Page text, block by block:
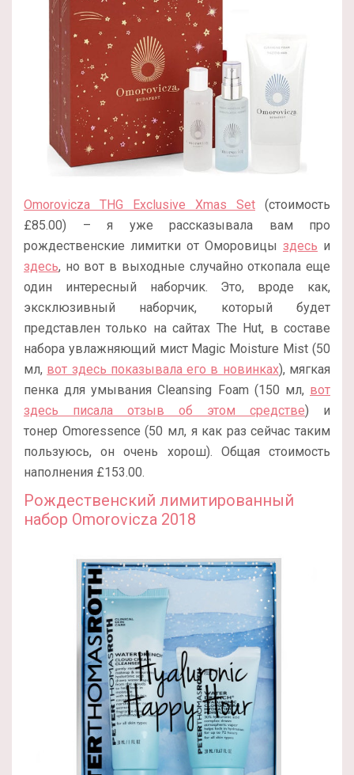
Omorovicza THG Exclusive Xmas Set (стоимость
£85.00) – я уже рассказывала вам про
рождественские лимитки от Оморовицы здесь и
здесь, но вот в выходные случайно откопала еще
один интересный наборчик. Это, вроде как,
эксклюзивный наборчик, который будет
представлен только на сайтах The Hut, в составе
набора увлажняющий мист Magic Moisture Mist (50
мл, вот здесь показывала его в новинках), мягкая
пенка для умывания Cleansing Foam (150 мл, вот
здесь писала отзыв об этом средстве) и
тонер Omoressence (50 мл, я как раз сейчас таким
пользуюсь, он очень хорош). Общая стоимость
наполнения £153.00.
Рождественский лимитированный
набор Omorovicza 2018